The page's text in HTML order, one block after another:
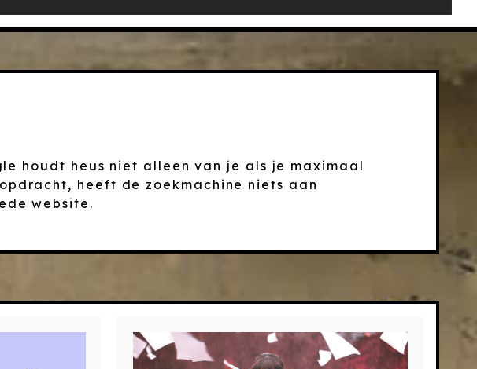
houdt heus niet alleen van je als je maximaal
heeft de zoekmachine niets aan
website.